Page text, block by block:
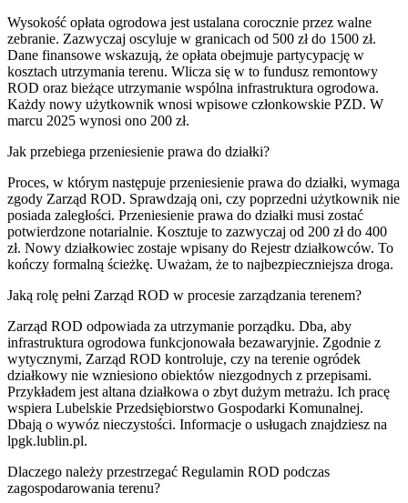
Wysokość opłata ogrodowa jest ustalana corocznie przez walne
zebranie. Zazwyczaj oscyluje w granicach od 500 zł do 1500 zł.
Dane finansowe wskazują, że opłata obejmuje partycypację w
kosztach utrzymania terenu. Wlicza się w to fundusz remontowy
ROD oraz bieżące utrzymanie wspólna infrastruktura ogrodowa.
Każdy nowy użytkownik wnosi wpisowe członkowskie PZD. W
marcu 2025 wynosi ono 200 zł.
Jak przebiega przeniesienie prawa do działki?
Proces, w którym następuje przeniesienie prawa do działki, wymaga
zgody Zarząd ROD. Sprawdzają oni, czy poprzedni użytkownik nie
posiada zaległości. Przeniesienie prawa do działki musi zostać
potwierdzone notarialnie. Kosztuje to zazwyczaj od 200 zł do 400
zł. Nowy działkowiec zostaje wpisany do Rejestr działkowców. To
kończy formalną ścieżkę. Uważam, że to najbezpieczniejsza droga.
Jaką rolę pełni Zarząd ROD w procesie zarządzania terenem?
Zarząd ROD odpowiada za utrzymanie porządku. Dba, aby
infrastruktura ogrodowa funkcjonowała bezawaryjnie. Zgodnie z
wytycznymi, Zarząd ROD kontroluje, czy na terenie ogródek
działkowy nie wzniesiono obiektów niezgodnych z przepisami.
Przykładem jest altana działkowa o zbyt dużym metrażu. Ich pracę
wspiera Lubelskie Przedsiębiorstwo Gospodarki Komunalnej.
Dbają o wywóz nieczystości. Informacje o usługach znajdziesz na
lpgk.lublin.pl.
Dlaczego należy przestrzegać Regulamin ROD podczas
zagospodarowania terenu?